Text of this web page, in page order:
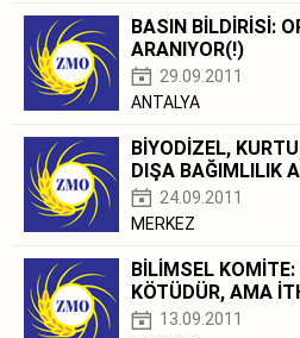
BASIN BİLDİRİSİ:
ARANIYOR(!)
29.09.2011
ANTALYA
BİYODİZEL,
DIŞA BAĞIMLILIK
24.09.2011
MERKEZ
BİLİMSEL KOMİTE:
KÖTÜDÜR, AMA
13.09.2011